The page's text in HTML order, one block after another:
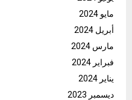
مايو 2024
أبريل 2024
مارس 2024
فبراير 2024
يناير 2024
ديسمبر 2023